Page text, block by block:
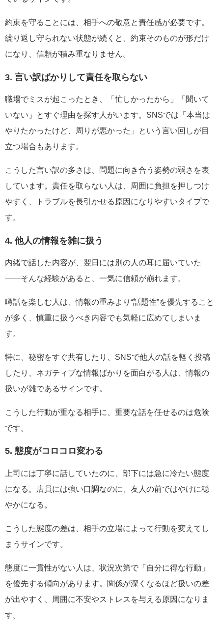
約束を守ることには、相手への敬意と責任感が必要です。
繰り返し守られない状態が続くと、約束そのものが形だけ
になり、信頼が積み重なりません。
3. 言い訳ばかりして責任を取らない
職場でミスが起こったとき、「忙しかったから」「聞いて
いない」とすぐ理由を探す人がいます。SNSでは「本当は
やりたかったけど、周りが悪かった」という言い回しが目
立つ場合もあります。
こうした言い訳の多さは、問題に向き合う姿勢の弱さを表
しています。責任を取らない人は、周囲に負担を押しつけ
やすく、トラブルを長引かせる原因になりやすいタイプで
す。
4. 他人の情報を雑に扱う
内緒で話した内容が、翌日には別の人の耳に届いていた
――そんな経験があると、一気に信頼が崩れます。
噂話を楽しむ人は、情報の重みより“話題性”を優先すること
が多く、慎重に扱うべき内容でも気軽に広めてしまいま
す。
特に、秘密をすぐ共有したり、SNSで他人の話を軽く投稿
したり、ネガティブな情報ばかりを面白がる人は、情報の
扱いが雑であるサインです。
こうした行動が重なる相手に、重要な話を任せるのは危険
です。
5. 態度がコロコロ変わる
上司には丁寧に話していたのに、部下には急に冷たい態度
になる。店員には強い口調なのに、友人の前ではやけに穏
やかになる。
こうした態度の差は、相手の立場によって行動を変えてし
まうサインです。
態度に一貫性がない人は、状況次第で「自分に得な行動」
を優先する傾向があります。関係が深くなるほど扱いの差
が出やすく、周囲に不安やストレスを与える原因になりま
す。